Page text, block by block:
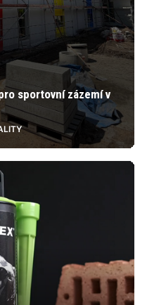
sportovní zázemí v